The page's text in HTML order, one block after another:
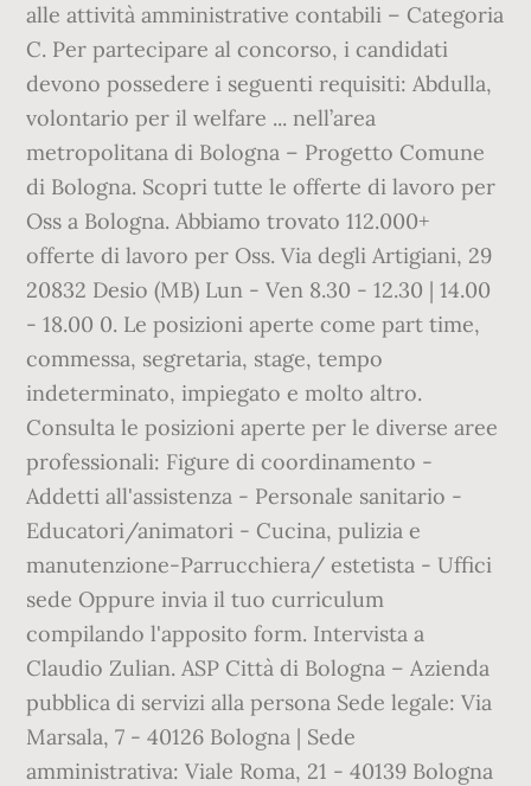
alle attività amministrative contabili – Categoria
C. Per partecipare al concorso, i candidati
devono possedere i seguenti requisiti: Abdulla,
volontario per il welfare ... nell’area
metropolitana di Bologna – Progetto Comune
di Bologna. Scopri tutte le offerte di lavoro per
Oss a Bologna. Abbiamo trovato 112.000+
offerte di lavoro per Oss. Via degli Artigiani, 29
20832 Desio (MB) Lun - Ven 8.30 - 12.30 | 14.00
- 18.00 0. Le posizioni aperte come part time,
commessa, segretaria, stage, tempo
indeterminato, impiegato e molto altro.
Consulta le posizioni aperte per le diverse aree
professionali: Figure di coordinamento -
Addetti all'assistenza - Personale sanitario -
Educatori/animatori - Cucina, pulizia e
manutenzione-Parrucchiera/ estetista - Uffici
sede Oppure invia il tuo curriculum
compilando l'apposito form. Intervista a
Claudio Zulian. ASP Città di Bologna – Azienda
pubblica di servizi alla persona Sede legale: Via
Marsala, 7 - 40126 Bologna | Sede
amministrativa: Viale Roma, 21 - 40139 Bologna